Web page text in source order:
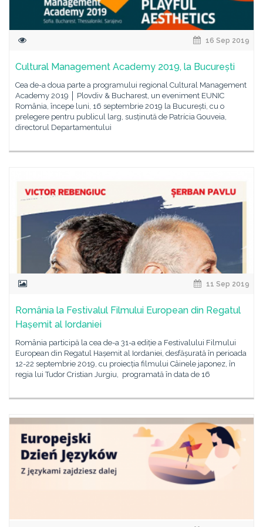
16 Sep 2019
Cultural Management Academy 2019, la București
Cea de-a doua parte a programului regional Cultural Management
Academy 2019 │ Plovdiv & Bucharest, un eveniment EUNIC
România, începe luni, 16 septembrie 2019 la București, cu o
prelegere pentru publicul larg, susținută de Patrícia Gouveia,
directorul Departamentului
11 Sep 2019
România la Festivalul Filmului European din Regatul
Hașemit al Iordaniei
România participă la cea de-a 31-a ediție a Festivalului Filmului
European din Regatul Hașemit al Iordaniei, desfășurată în perioada
12-22 septembrie 2019, cu proiecția filmului Câinele japonez, în
regia lui Tudor Cristian Jurgiu, programată în data de 16